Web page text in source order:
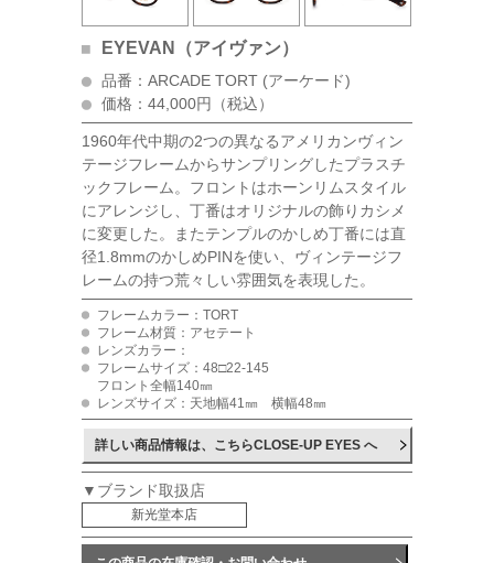
EYEVAN（アイヴァン）
品番：ARCADE TORT (アーケード)
価格：44,000円（税込）
1960年代中期の2つの異なるアメリカンヴィン
テージフレームからサンプリングしたプラスチ
ックフレーム。フロントはホーンリムスタイル
にアレンジし、丁番はオリジナルの飾りカシメ
に変更した。またテンプルのかしめ丁番には直
径1.8mmのかしめPINを使い、ヴィンテージフ
レームの持つ荒々しい雰囲気を表現した。
フレームカラー：TORT
フレーム材質：アセテート
レンズカラー：
フレームサイズ：48□22-145
フロント全幅140㎜
レンズサイズ：天地幅41㎜ 横幅48㎜
詳しい商品情報は、こちらCLOSE-UP EYES へ
▼ブランド取扱店
新光堂本店